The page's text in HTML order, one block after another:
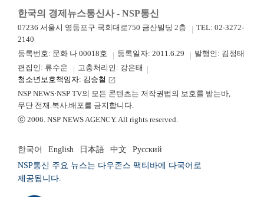
한국의 경제뉴스통신사 - NSP통신
07236 서울시 영등포구 국회대로750 금산빌딩 2층
TEL: 02-3272-
2140
등록번호: 문화 나 00018호
등록일자: 2011.6.29
발행인: 김정태
편집인: 류수운
고충처리인: 강은태
청소년보호책임자: 김승철 launch
NSP NEWS·NSP TV의 모든 콘텐츠는 저작권법의 보호를 받는바,
무단 전재.복사.배포를 금지합니다.
ⓒ 2006. NSP NEWS AGENCY. All rights reserved.
한국어 English 日本語 中文
Русский
NSP통신 주요 뉴스는 다우존스 팩티바에 다국어로
제공됩니다.